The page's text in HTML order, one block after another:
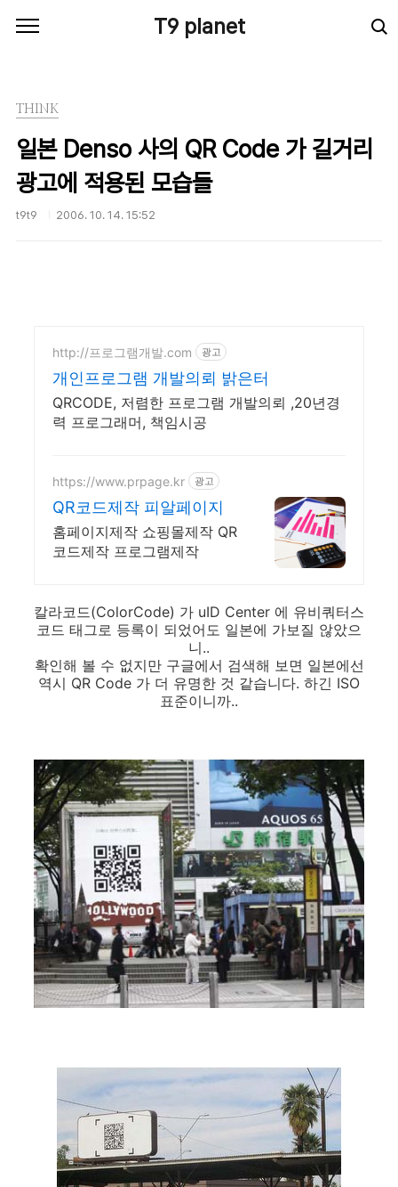
T9 planet
THINK
일본 Denso 사의 QR Code 가 길거리
광고에 적용된 모습들
t9t9 2006. 10. 14. 15:52
http://프로그램개발.com 광고
개인프로그램 개발의뢰 밝은터
QRCODE, 저렴한 프로그램 개발의뢰 ,20년경
력 프로그래머, 책임시공
https://www.prpage.kr 광고
QR코드제작 피알페이지
홈페이지제작 쇼핑몰제작 QR
코드제작 프로그램제작
칼라코드(ColorCode) 가 uID Center 에 유비쿼터스
코드 태그로 등록이 되었어도 일본에 가보질 않았으
니..
확인해 볼 수 없지만 구글에서 검색해 보면 일본에선
역시 QR Code 가 더 유명한 것 같습니다. 하긴 ISO
표준이니까..